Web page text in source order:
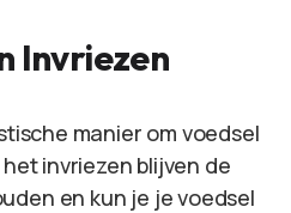
Invriezen
manier om voedsel
invriezen blijven de
en kun je je voedsel